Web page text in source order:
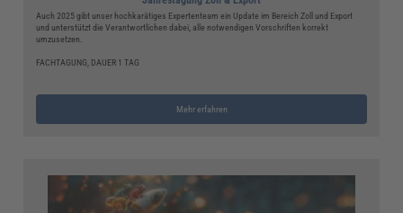
Auch 2025 gibt unser hochkarätiges Expertenteam ein Update im Bereich Zoll und Export
und unterstützt die Verantwortlichen dabei, alle notwendigen Vorschriften korrekt
umzusetzen.
FACHTAGUNG, DAUER 1 TAG
Mehr erfahren